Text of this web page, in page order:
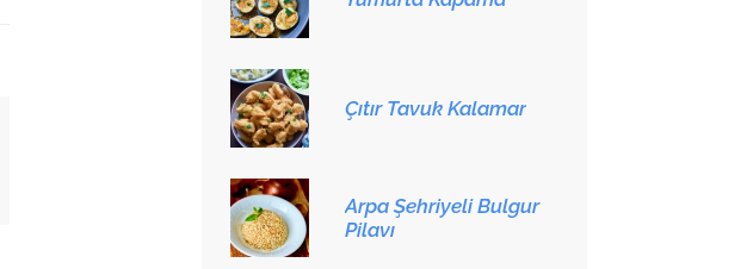
Çıtır Tavuk Kalamar
Arpa Şehriyeli Bulgur
Pilavı